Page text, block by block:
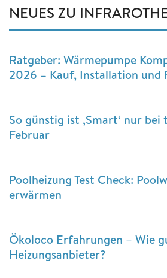
NEUES ZU
Ratgeber: Wärmepumpe
2026 – Kauf, Installation und
So günstig ist ‚Smart‘ nur bei
Februar
Poolheizung Test Check:
erwärmen
Ökoloco Erfahrungen – Wie
Heizungsanbieter?